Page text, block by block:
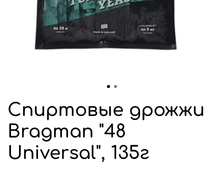
Спиртовые дрожжи
Bragman "48
Universal", 135г